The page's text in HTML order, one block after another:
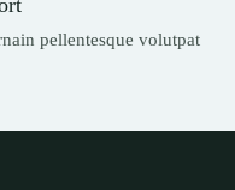
pellentesque volutpat